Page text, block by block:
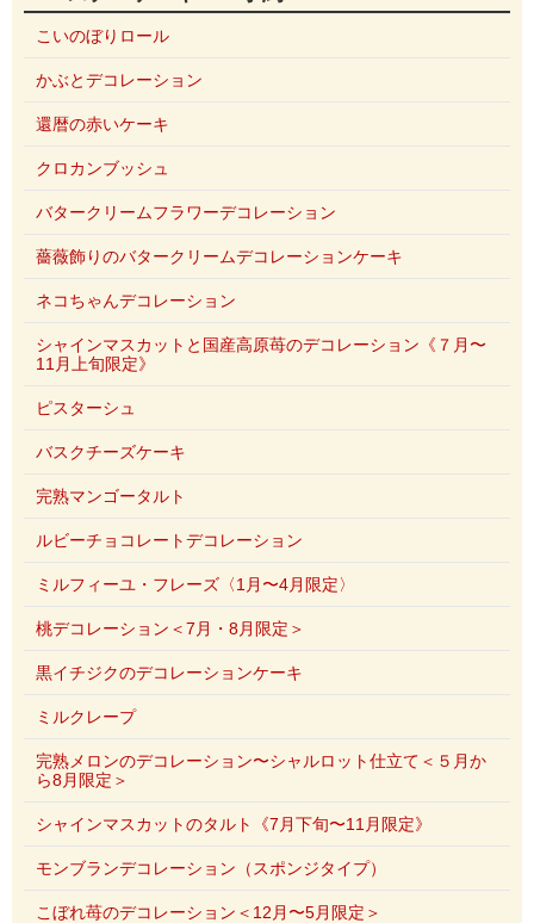
こいのぼりロール
かぶとデコレーション
還暦の赤いケーキ
クロカンブッシュ
バタークリームフラワーデコレーション
薔薇飾りのバタークリームデコレーションケーキ
ネコちゃんデコレーション
シャインマスカットと国産高原苺のデコレーション《７月〜
11月上旬限定》
ピスターシュ
バスクチーズケーキ
完熟マンゴータルト
ルビーチョコレートデコレーション
ミルフィーユ・フレーズ〈1月〜4月限定〉
桃デコレーション＜7月・8月限定＞
黒イチジクのデコレーションケーキ
ミルクレープ
完熟メロンのデコレーション〜シャルロット仕立て＜５月か
ら8月限定＞
シャインマスカットのタルト《7月下旬〜11月限定》
モンブランデコレーション（スポンジタイプ）
こぼれ苺のデコレーション＜12月〜5月限定＞